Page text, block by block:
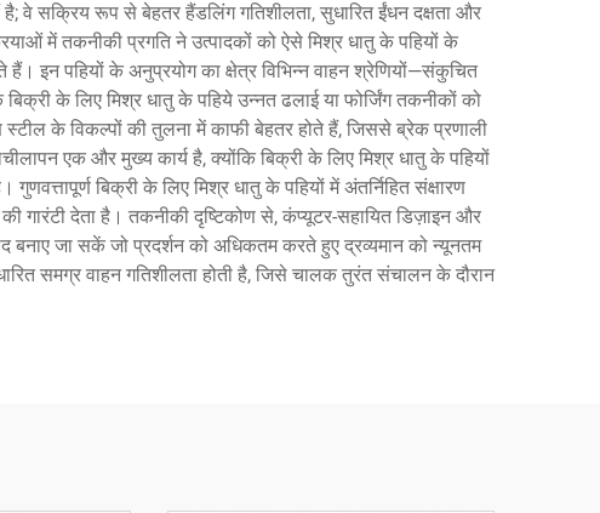
है; वे सक्रिय रूप से बेहतर हैंडलिंग गतिशीलता, सुधारित ईंधन दक्षता और
में तकनीकी प्रगति ने उत्पादकों को ऐसे मिश्र धातु के पहियों के
इन पहियों के अनुप्रयोग का क्षेत्र विभिन्न वाहन श्रेणियों—संकुचित
के लिए मिश्र धातु के पहिये उन्नत ढलाई या फोर्जिंग तकनीकों को
के विकल्पों की तुलना में काफी बेहतर होते हैं, जिससे ब्रेक प्रणाली
एक और मुख्य कार्य है, क्योंकि बिक्री के लिए मिश्र धातु के पहियों
बिक्री के लिए मिश्र धातु के पहियों में अंतर्निहित संक्षारण
देता है। तकनीकी दृष्टिकोण से, कंप्यूटर-सहायित डिज़ाइन और
बनाए जा सकें जो प्रदर्शन को अधिकतम करते हुए द्रव्यमान को न्यूनतम
समग्र वाहन गतिशीलता होती है, जिसे चालक तुरंत संचालन के दौरान